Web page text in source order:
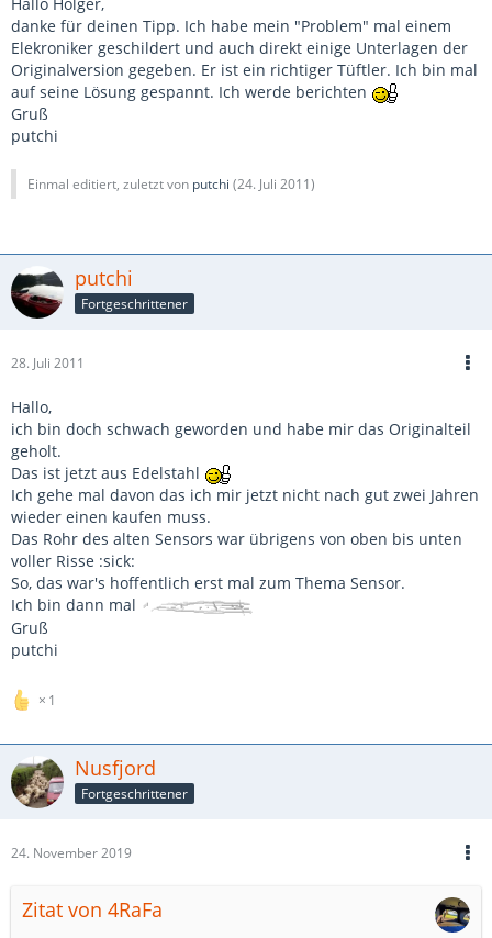
danke für deinen Tipp. Ich habe mein "Problem" mal einem
Elekroniker geschildert und auch direkt einige Unterlagen der
Originalversion gegeben. Er ist ein richtiger Tüftler. Ich bin mal
auf seine Lösung gespannt. Ich werde berichten
Gruß
putchi
Einmal editiert, zuletzt von putchi (24. Juli 2011)
putchi
Fortgeschrittener
28. Juli 2011
Hallo,
ich bin doch schwach geworden und habe mir das Originalteil
geholt.
Das ist jetzt aus Edelstahl
Ich gehe mal davon das ich mir jetzt nicht nach gut zwei Jahren
wieder einen kaufen muss.
Das Rohr des alten Sensors war übrigens von oben bis unten
voller Risse :sick:
So, das war's hoffentlich erst mal zum Thema Sensor.
Ich bin dann mal
Gruß
putchi
1
Nusfjord
Fortgeschrittener
24. November 2019
Zitat von 4RaFa